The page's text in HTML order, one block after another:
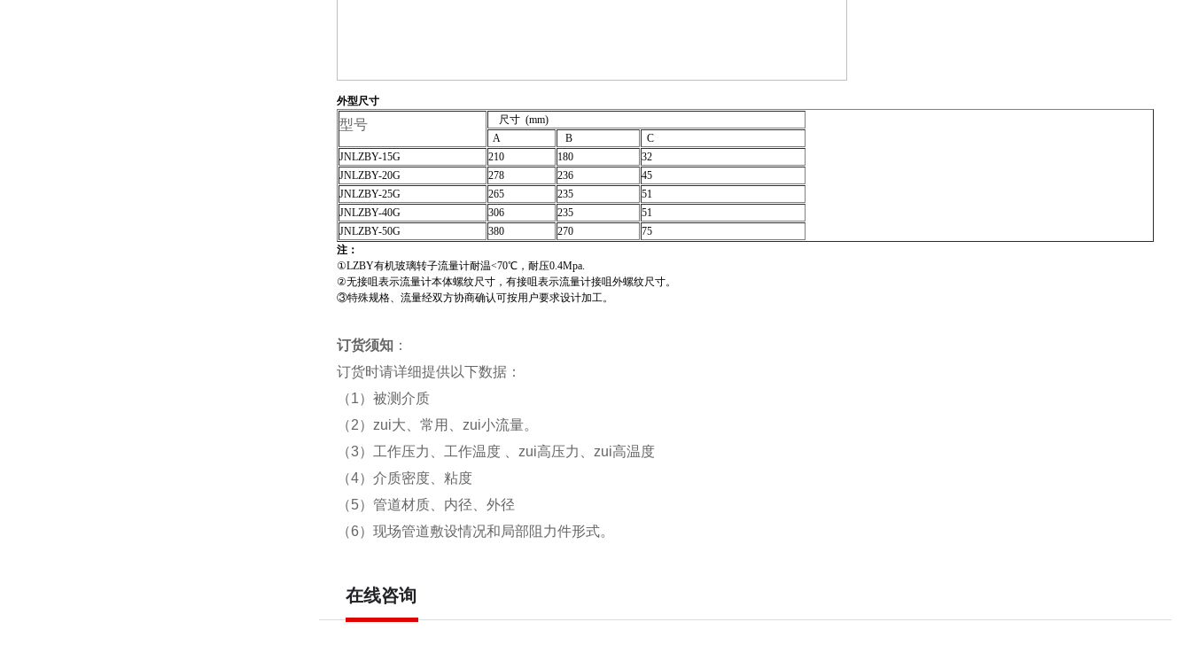
外型尺寸
型号
尺寸 (mm)
A
B
C
JNLZBY-15G
210 180
32
JNLZBY-20G
278 236
45
JNLZBY-25G
265 235
51
JNLZBY-40G
306 235
51
JNLZBY-50G
380 270
75
注：
①LZBY有机玻璃转子流量计耐温<70℃，耐压0.4Mpa.
②无接咀表示流量计本体螺纹尺寸，有接咀表示流量计接咀外螺纹尺寸。
③特殊规格、流量经双方协商确认可按用户要求设计加工。
订货须知 ：
订货时请详细提供以下数据：
（1）被测介质
（2）zui大、常用、zui小流量。
（3）工作压力、工作温度 、zui高压力、zui高温度
（4）介质密度、粘度
（5）管道材质、内径、外径
（6）现场管道敷设情况和局部阻力件形式。
在线咨询